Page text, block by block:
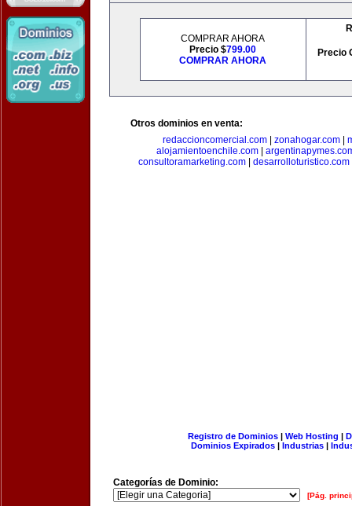
COMPRAR AHORA
Precio $799.00
COMPRAR AHORA
Precio
Otros dominios en venta:
redaccioncomercial.com
zonahogar.com
alojamientoenchile.com
consultoramarketing.com
desarrolloturistico.com
Registro de Dominios| Web Hosting |
Dominios Expirados | Industrias |
Categorías de Dominio:
[Pág.